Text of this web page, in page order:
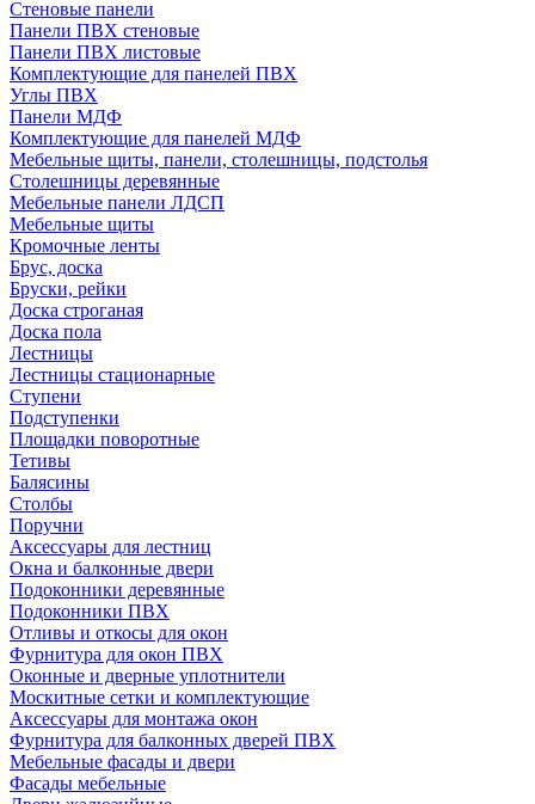
Стеновые панели
Панели ПВХ стеновые
Панели ПВХ листовые
Комплектующие для панелей ПВХ
Углы ПВХ
Панели МДФ
Комплектующие для панелей МДФ
Мебельные щиты, панели, столешницы, подстолья
Столешницы деревянные
Мебельные панели ЛДСП
Мебельные щиты
Кромочные ленты
Брус, доска
Бруски, рейки
Доска строганая
Доска пола
Лестницы
Лестницы стационарные
Ступени
Подступенки
Площадки поворотные
Тетивы
Балясины
Столбы
Поручни
Аксессуары для лестниц
Окна и балконные двери
Подоконники деревянные
Подоконники ПВХ
Отливы и откосы для окон
Фурнитура для окон ПВХ
Оконные и дверные уплотнители
Москитные сетки и комплектующие
Аксессуары для монтажа окон
Фурнитура для балконных дверей ПВХ
Мебельные фасады и двери
Фасады мебельные